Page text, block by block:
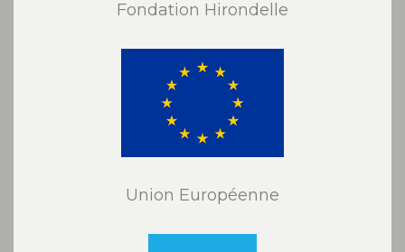
Fondation Hirondelle
Union Européenne